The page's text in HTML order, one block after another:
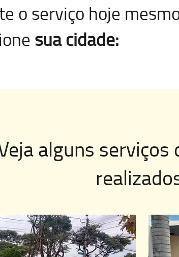
o serviço hoje
sua cidade:
alguns serviços